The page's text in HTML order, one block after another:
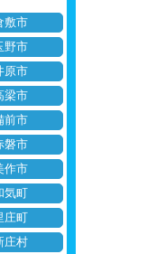
敷市
野市
原市
梁市
前市
磐市
作市
気町
庄町
庄村